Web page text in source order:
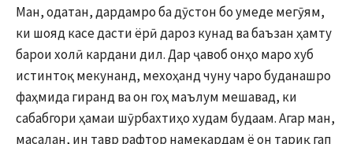
Ман, одатан, дардамро ба дӯстон бо умеде мегӯям,
ки шояд касе дасти ёрӣ дароз кунад ва баъзан ҳамту
барои холӣ кардани дил. Дар ҷавоб онҳо маро хуб
истинтоқ мекунанд, мехоҳанд чуну чаро буданашро
фаҳмида гиранд ва он гоҳ маълум мешавад, ки
сабабгори ҳамаи шӯрбахтиҳо худам будаам. Агар ман,
масалан, ин тавр рафтор намекардам ё он тариқ гап